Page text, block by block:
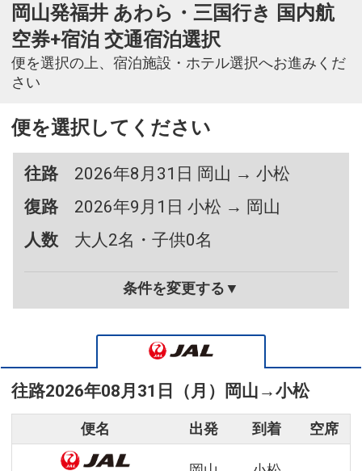
岡山発福井 あわら・三国行き 国内航
空券+宿泊 交通宿泊選択
便を選択の上、宿泊施設・ホテル選択へお進みくだ
さい
便を選択してください
往路
2026年8月31日 岡山 → 小松
復路
2026年9月1日 小松 → 岡山
人数
大人2名・子供0名
条件を変更する▼
往路2026年08月31日（月） 岡山 →小松
便名 出発 到着 空席